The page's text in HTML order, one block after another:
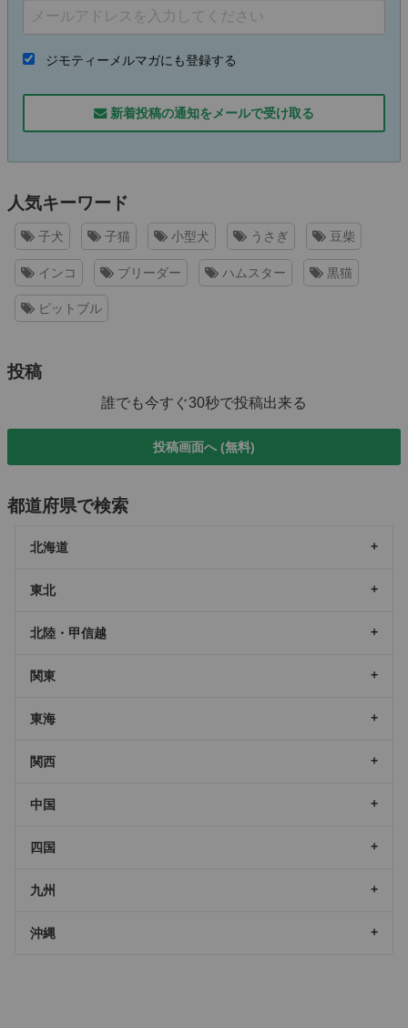
ジモティーメルマガにも登録する
新着投稿の通知をメールで受け取る
人気キーワード
子犬 子猫 小型犬 うさぎ 豆柴
インコ ブリーダー ハムスター 黒猫
ピットブル
投稿
誰でも今すぐ30秒で投稿出来る
投稿画面へ (無料)
都道府県で検索
北海道
東北
北陸・甲信越
関東
東海
関西
中国
四国
九州
沖縄